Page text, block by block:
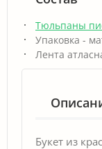
Тюльпаны
Упаковка -
Лента
Букет из